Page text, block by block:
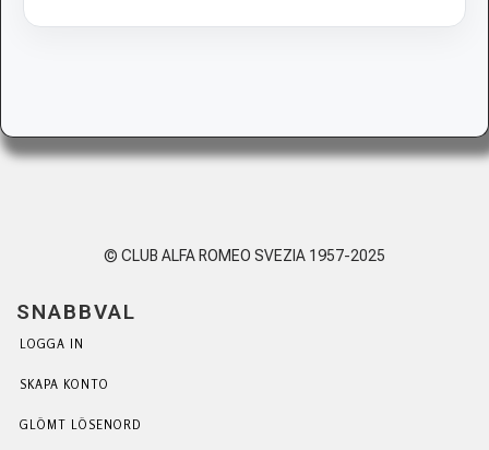
© CLUB ALFA ROMEO SVEZIA 1957-2025
SNABBVAL
LOGGA IN
SKAPA KONTO
GLÖMT LÖSENORD